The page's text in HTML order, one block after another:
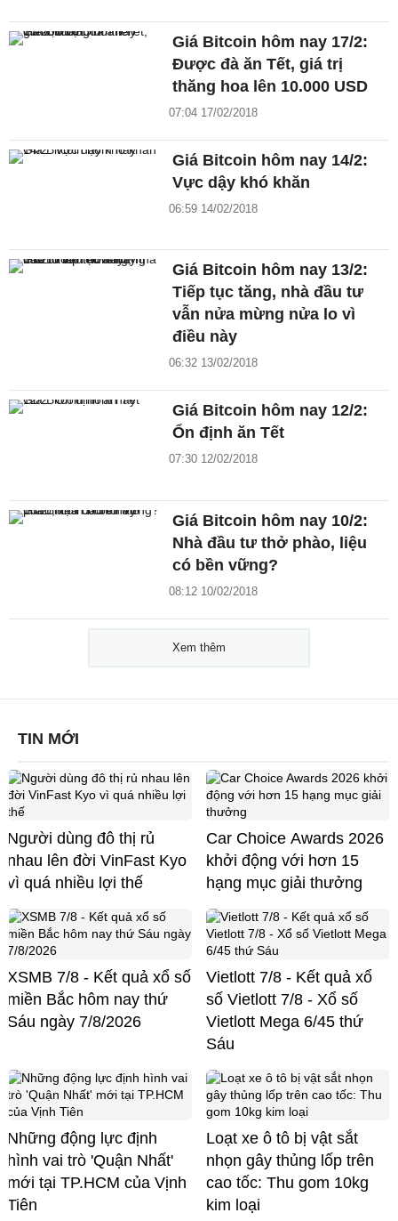
Giá Bitcoin hôm nay 17/2:
Được đà ăn Tết, giá trị
thăng hoa lên 10.000 USD
07:04 17/02/2018
Giá Bitcoin hôm nay 14/2:
Vực dậy khó khăn
06:59 14/02/2018
Giá Bitcoin hôm nay 13/2:
Tiếp tục tăng, nhà đầu tư
vẫn nửa mừng nửa lo vì
điều này
06:32 13/02/2018
Giá Bitcoin hôm nay 12/2:
Ổn định ăn Tết
07:30 12/02/2018
Giá Bitcoin hôm nay 10/2:
Nhà đầu tư thở phào, liệu
có bền vững?
08:12 10/02/2018
Xem thêm
TIN MỚI
Người dùng đô thị rủ
nhau lên đời VinFast Kyo
vì quá nhiều lợi thế
Car Choice Awards 2026
khởi động với hơn 15
hạng mục giải thưởng
XSMB 7/8 - Kết quả xổ số
miền Bắc hôm nay thứ
Sáu ngày 7/8/2026
Vietlott 7/8 - Kết quả xổ
số Vietlott 7/8 - Xổ số
Vietlott Mega 6/45 thứ
Sáu
Những động lực định
hình vai trò 'Quận Nhất'
mới tại TP.HCM của Vịnh
Tiên
Loạt xe ô tô bị vật sắt
nhọn gây thủng lốp trên
cao tốc: Thu gom 10kg
kim loại